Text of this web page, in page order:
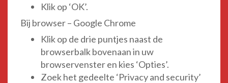
Klik op ‘OK’.
Bij browser – Google Chrome
Klik op de drie puntjes naast de
browserbalk bovenaan in uw
browservenster en kies ‘Opties’.
Zoek het gedeelte ‘Privacy and security’